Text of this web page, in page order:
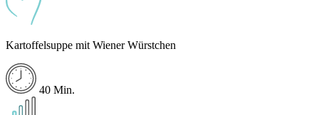
Kartoffelsuppe mit Wiener Würstchen
40 Min.